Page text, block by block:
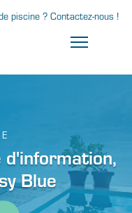
piscine ? Contactez-nous !
Blue